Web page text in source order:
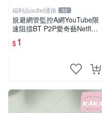
福利品outlet通路 32
規避網管監控A網YouTube限
速阻擋BT P2P愛奇藝Netflex
陸網B站Disney+必備VPN ser
ver
$1